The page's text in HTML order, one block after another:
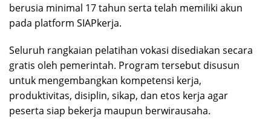
berusia minimal 17 tahun serta telah memiliki akun
pada platform SIAPkerja.
Seluruh rangkaian pelatihan vokasi disediakan secara
gratis oleh pemerintah. Program tersebut disusun
untuk mengembangkan kompetensi kerja,
produktivitas, disiplin, sikap, dan etos kerja agar
peserta siap bekerja maupun berwirausaha.